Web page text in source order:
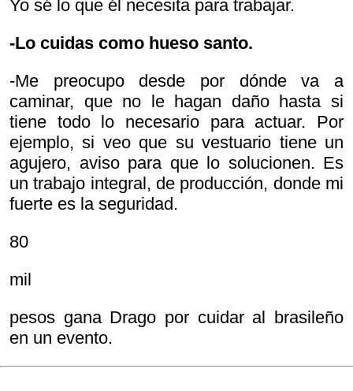
Yo sé lo que él necesita para trabajar.
-Lo cuidas como hueso santo.
-Me preocupo desde por dónde va a
caminar, que no le hagan daño hasta si
tiene todo lo necesario para actuar. Por
ejemplo, si veo que su vestuario tiene un
agujero, aviso para que lo solucionen. Es
un trabajo integral, de producción, donde mi
fuerte es la seguridad.
80
mil
pesos gana Drago por cuidar al brasileño
en un evento.